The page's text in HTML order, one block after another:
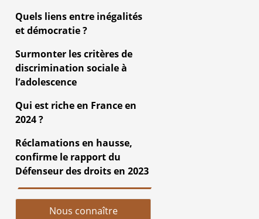
Quels liens entre inégalités
et démocratie ?
Surmonter les critères de
discrimination sociale à
l’adolescence
Qui est riche en France en
2024 ?
Réclamations en hausse,
confirme le rapport du
Défenseur des droits en 2023
Nous connaître